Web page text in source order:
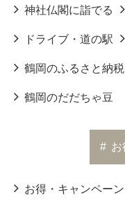
神社仏閣に詣でる
ドライブ・道の駅
鶴岡のふるさと納税
鶴岡のだだちゃ豆
# お
お得・キャンペーン